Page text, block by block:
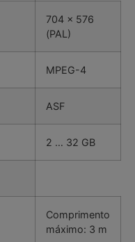
704 x 576
(PAL)
MPEG-4
ASF
2 … 32 GB
Comprimento
máximo: 3 m